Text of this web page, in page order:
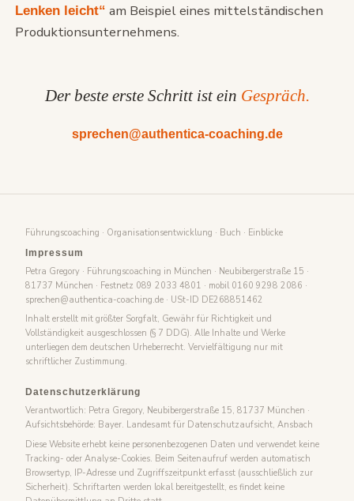
Lenken leicht“ am Beispiel eines mittelständischen
Produktionsunternehmens.
Der beste erste Schritt ist ein Gespräch.
sprechen@authentica-coaching.de
Führungscoaching · Organisationsentwicklung · Buch · Einblicke
Impressum
Petra Gregory · Führungscoaching in München · Neubibergerstraße 15 ·
81737 München · Festnetz 089 2033 4801 · mobil 0160 9298 2086 ·
sprechen@authentica-coaching.de · USt-ID DE268851462
Inhalt erstellt mit größter Sorgfalt, Gewähr für Richtigkeit und
Vollständigkeit ausgeschlossen (§ 7 DDG). Alle Inhalte und Werke
unterliegen dem deutschen Urheberrecht. Vervielfältigung nur mit
schriftlicher Zustimmung.
Datenschutzerklärung
Verantwortlich: Petra Gregory, Neubibergerstraße 15, 81737 München ·
Aufsichtsbehörde: Bayer. Landesamt für Datenschutzaufsicht, Ansbach
Diese Website erhebt keine personenbezogenen Daten und verwendet keine
Tracking- oder Analyse-Cookies. Beim Seitenaufruf werden automatisch
Browsertyp, IP-Adresse und Zugriffszeitpunkt erfasst (ausschließlich zur
Sicherheit). Schriftarten werden lokal bereitgestellt, es findet keine